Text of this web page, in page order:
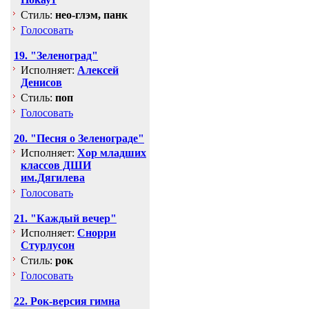
Стиль: нео-глэм, панк
Голосовать
19. "Зеленоград"
Исполняет: Алексей
Денисов
Стиль: поп
Голосовать
20. "Песня о Зеленограде"
Исполняет: Хор младших
классов ДШИ
им.Дягилева
Голосовать
21. "Каждый вечер"
Исполняет: Снорри
Стурлусон
Стиль: рок
Голосовать
22. Рок-версия гимна